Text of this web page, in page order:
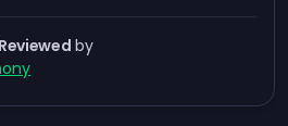
Reviewed by